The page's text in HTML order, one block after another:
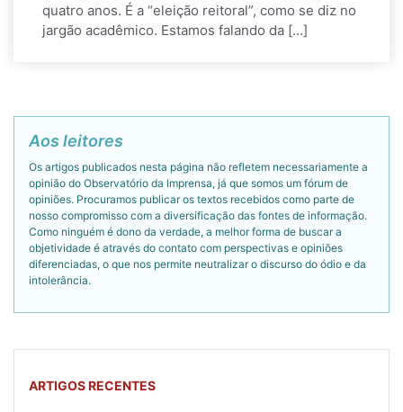
quatro anos. É a “eleição reitoral”, como se diz no
jargão acadêmico. Estamos falando da […]
Aos leitores
Os artigos publicados nesta página não refletem necessariamente a
opinião do Observatório da Imprensa, já que somos um fórum de
opiniões. Procuramos publicar os textos recebidos como parte de
nosso compromisso com a diversificação das fontes de informação.
Como ninguém é dono da verdade, a melhor forma de buscar a
objetividade é através do contato com perspectivas e opiniões
diferenciadas, o que nos permite neutralizar o discurso do ódio e da
intolerância.
ARTIGOS RECENTES